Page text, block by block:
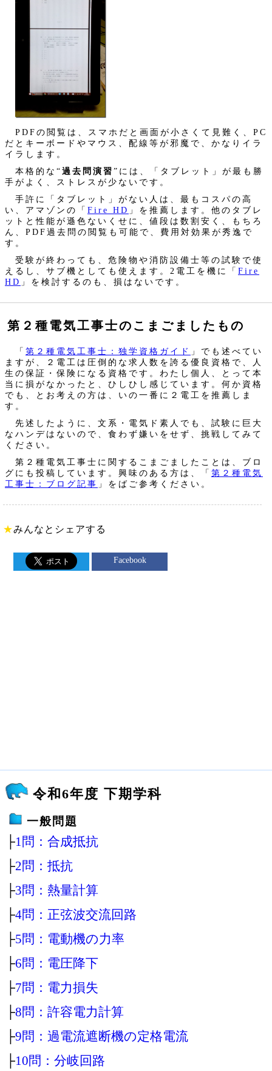
PDFの閲覧は、スマホだと画面が小さくて見難く、PC
だとキーボードやマウス、配線等が邪魔で、かなりイラ
イラします。
本格的な“過去問演習”には、「タブレット」が最も勝
手がよく、ストレスが少ないです。
手許に「タブレット」がない人は、最もコスパの高
い、アマゾンの「 Fire HD 」を推薦します。他のタブレ
ットと性能が遜色ないくせに、値段は数割安く、もちろ
ん、PDF過去問の閲覧も可能で、費用対効果が秀逸で
す。
受験が終わっても、危険物や消防設備士等の試験で使
えるし、サブ機としても使えます。2電工を機に「 Fire
HD 」を検討するのも、損はないです。
第２種電気工事士のこまごましたもの
「 第２種電気工事士：独学資格ガイド
」でも述べてい
ますが、２電工は圧倒的な求人数を誇る優良資格で、人
生の保証・保険になる資格です。わたし個人、とって本
当に損がなかったと、ひしひし感じています。何か資格
でも、とお考えの方は、いの一番に２電工を推薦しま
す。
先述したように、文系・電気ド素人でも、試験に巨大
なハンデはないので、食わず嫌いをせず、挑戦してみて
ください。
第２種電気工事士に関するこまごましたことは、ブロ
グにも投稿しています。興味のある方は、「 第２種電気
工事士：ブログ記事 」をばご参考ください。
★みんなとシェアする
Facebook
令和6年度 下期学科
一般問題
├1問：合成抵抗
├2問：抵抗
├3問：熱量計算
├4問：正弦波交流回路
├5問：電動機の力率
├6問：電圧降下
├7問：電力損失
├8問：許容電力計算
├9問：過電流遮断機の定格電流
├10問：分岐回路